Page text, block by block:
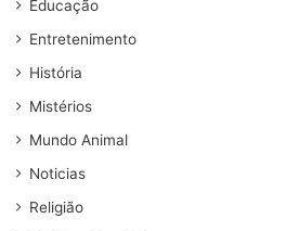
Educação
Entretenimento
História
Mistérios
Mundo Animal
Noticias
Religião